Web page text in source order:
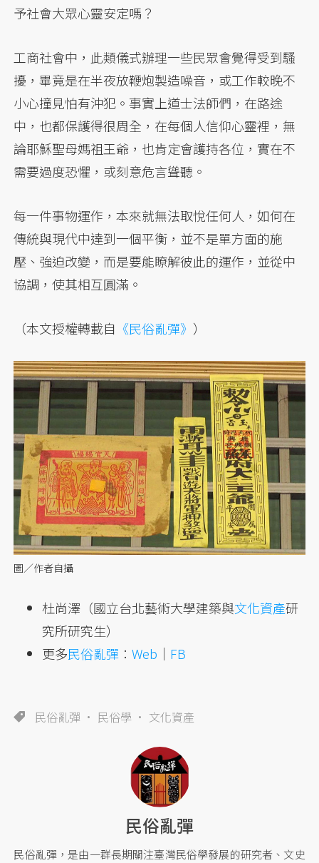
予社會大眾心靈安定嗎？
工商社會中，此類儀式辦理一些民眾會覺得受到騷
擾，畢竟是在半夜放鞭炮製造噪音，或工作較晚不
小心撞見怕有沖犯。事實上道士法師們，在路途
中，也都保護得很周全，在每個人信仰心靈裡，無
論耶穌聖母媽祖王爺，也肯定會護持各位，實在不
需要過度恐懼，或刻意危言聳聽。
每一件事物運作，本來就無法取悅任何人，如何在
傳統與現代中達到一個平衡，並不是單方面的施
壓、強迫改變，而是要能瞭解彼此的運作，並從中
協調，使其相互圓滿。
（本文授權轉載自 《民俗亂彈》 ）
圖／作者自攝
杜尚澤（國立台北藝術大學建築與文化資產研
究所研究生）
更多民俗亂彈 ：Web ｜ FB
民俗亂彈 民俗學 文化資產
民俗亂彈
民俗亂彈，是由一群長期關注臺灣民俗學發展的研究者、文史